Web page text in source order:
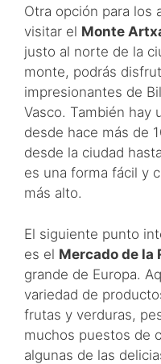
Otra opción para los
visitar el Monte
justo al norte de la
monte, podrás
impresionantes de
Vasco. También hay
desde hace más de
desde la ciudad
es una forma fácil y
más alto.
El siguiente punto
es el Mercado de la
grande de Europa.
variedad de
frutas y verduras,
muchos puestos de
algunas de las